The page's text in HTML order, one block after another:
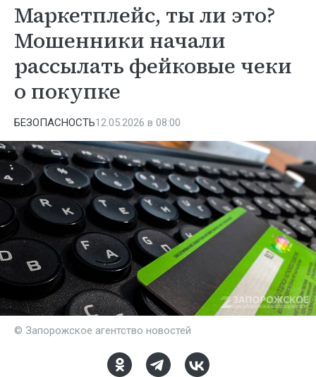
Маркетплейс, ты ли это?
Мошенники начали
рассылать фейковые чеки
о покупке
БЕЗОПАСНОСТЬ12.05.2026 в 08:00
© Запорожское агентство новостей